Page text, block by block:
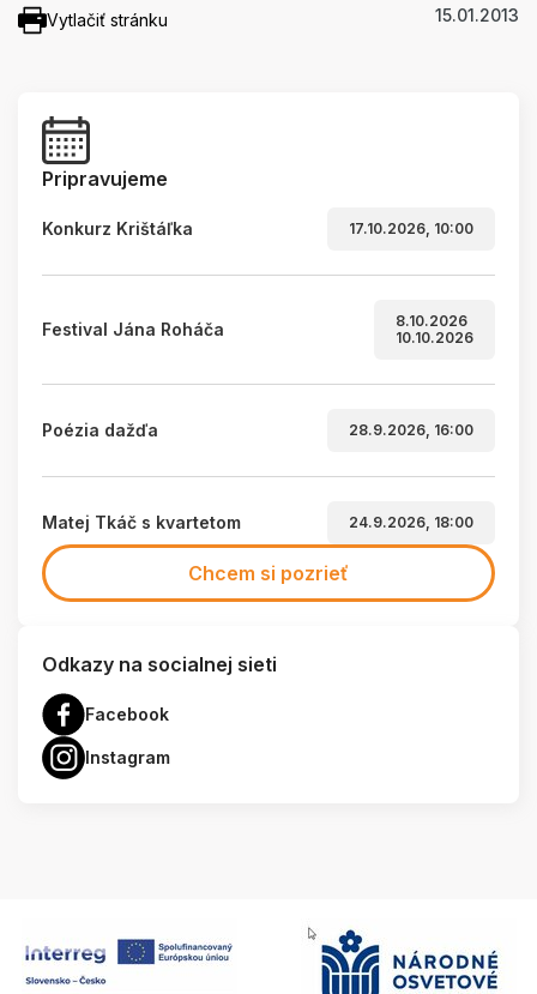
Vytlačiť stránku 15.01.2013
Pripravujeme
Konkurz Krištáľka 17.10.2026, 10:00
Festival Jána Roháča
8.10.2026
10.10.2026
Poézia dažďa 28.9.2026, 16:00
Matej Tkáč s kvartetom 24.9.2026, 18:00
Chcem si pozrieť
Odkazy na socialnej sieti
Facebook
Instagram